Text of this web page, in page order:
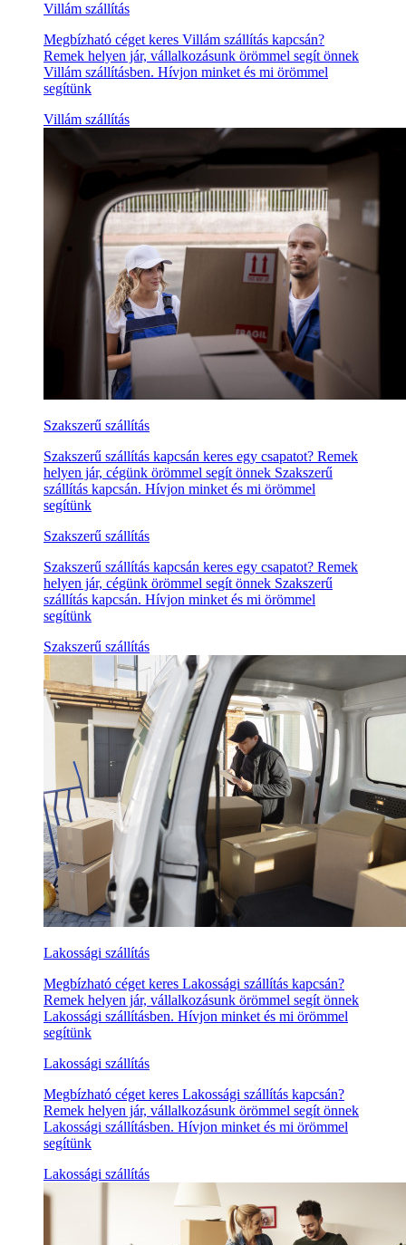
Villám szállítás
Megbízható céget keres Villám szállítás kapcsán?
Remek helyen jár, vállalkozásunk örömmel segít önnek
Villám szállításben. Hívjon minket és mi örömmel
segítünk
Villám szállítás
Szakszerű szállítás
Szakszerű szállítás kapcsán keres egy csapatot? Remek
helyen jár, cégünk örömmel segít önnek Szakszerű
szállítás kapcsán. Hívjon minket és mi örömmel
segítünk
Szakszerű szállítás
Szakszerű szállítás kapcsán keres egy csapatot? Remek
helyen jár, cégünk örömmel segít önnek Szakszerű
szállítás kapcsán. Hívjon minket és mi örömmel
segítünk
Szakszerű szállítás
Lakossági szállítás
Megbízható céget keres Lakossági szállítás kapcsán?
Remek helyen jár, vállalkozásunk örömmel segít önnek
Lakossági szállításben. Hívjon minket és mi örömmel
segítünk
Lakossági szállítás
Megbízható céget keres Lakossági szállítás kapcsán?
Remek helyen jár, vállalkozásunk örömmel segít önnek
Lakossági szállításben. Hívjon minket és mi örömmel
segítünk
Lakossági szállítás